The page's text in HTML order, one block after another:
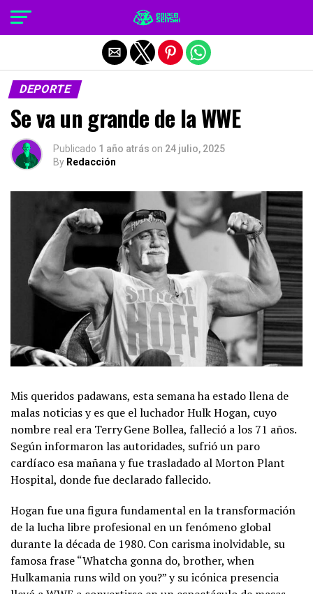
DEPORTE
Se va un grande de la WWE
Publicado 1 año atrás on 24 julio, 2025
By Redacción
Mis queridos padawans, esta semana ha estado llena de
malas noticias y es que el luchador Hulk Hogan, cuyo
nombre real era Terry Gene Bollea, falleció a los 71 años.
Según informaron las autoridades, sufrió un paro
cardíaco esa mañana y fue trasladado al Morton Plant
Hospital, donde fue declarado fallecido.
Hogan fue una figura fundamental en la transformación
de la lucha libre profesional en un fenómeno global
durante la década de 1980. Con carisma inolvidable, su
famosa frase “Whatcha gonna do, brother, when
Hulkamania runs wild on you?” y su icónica presencia
Salir de la versión móvil